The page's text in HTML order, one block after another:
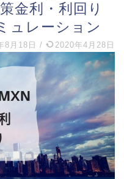
金利・利回り
ュレーション
8月18日 / 2020年4月28日